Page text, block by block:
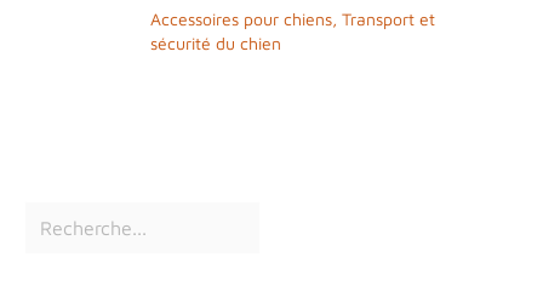
Accessoires pour chiens, Transport et
sécurité du chien